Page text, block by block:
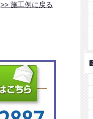
>> 施工例に戻る